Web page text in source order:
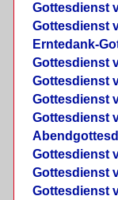
Gottesdienst
Gottesdienst
Erntedank-
Gottesdienst
Gottesdienst
Gottesdienst
Gottesdienst
Gottesdienst
Gottesdienst
Gottesdienst